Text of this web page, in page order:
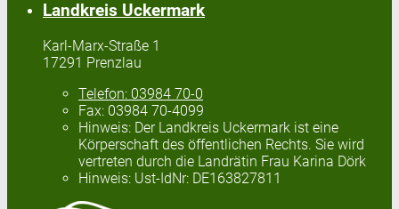
Landkreis Uckermark
Karl-Marx-Straße 1
17291 Prenzlau
Telefon: 03984 70-0
Fax: 03984 70-4099
Hinweis: Der Landkreis Uckermark ist eine
Körperschaft des öffentlichen Rechts. Sie wird
vertreten durch die Landrätin Frau Karina Dörk
Hinweis: Ust-IdNr: DE163827811